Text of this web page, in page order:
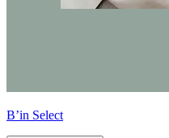
B’in Select